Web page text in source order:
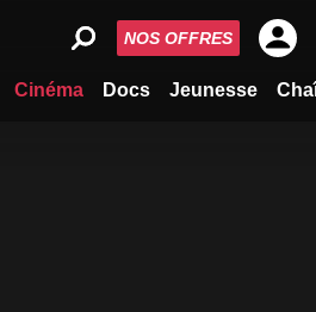
Cinéma Docs Jeunesse
NOS OFFRES